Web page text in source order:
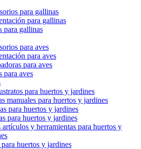
para gallinas
para gallinas
para gallinas
para aves
para aves
para aves
para aves
para huertos y jardines
manuales para huertos y jardines
para huertos y jardines
para huertos y jardines
artículos y herramientas para huertos y
para huertos y jardines